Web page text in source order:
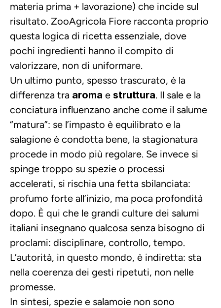
materia prima + lavorazione) che incide sul
risultato. ZooAgricola Fiore racconta proprio
questa logica di ricetta essenziale, dove
pochi ingredienti hanno il compito di
valorizzare, non di uniformare.
Un ultimo punto, spesso trascurato, è la
differenza tra aroma e struttura. Il sale e la
conciatura influenzano anche come il salume
“matura”: se l’impasto è equilibrato e la
salagione è condotta bene, la stagionatura
procede in modo più regolare. Se invece si
spinge troppo su spezie o processi
accelerati, si rischia una fetta sbilanciata:
profumo forte all’inizio, ma poca profondità
dopo. È qui che le grandi culture dei salumi
italiani insegnano qualcosa senza bisogno di
proclami: disciplinare, controllo, tempo.
L’autorità, in questo mondo, è indiretta: sta
nella coerenza dei gesti ripetuti, non nelle
promesse.
In sintesi, spezie e salamoie non sono